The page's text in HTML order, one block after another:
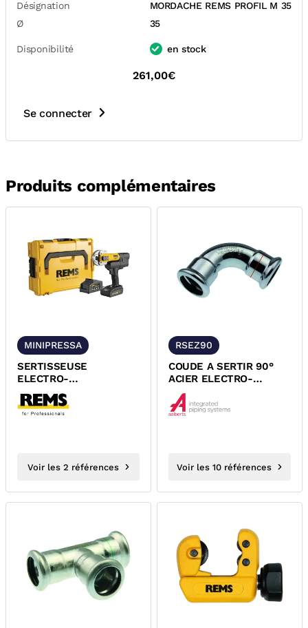
Désignation
MORDACHE REMS PROFIL M 35
Ø
35
Disponibilité en stock
261,00€
Se connecter
Produits complémentaires
MINIPRESSA
SERTISSEUSE
ELECTRO-
HYDRAULIQUE RADIALE
MINI-PRESS 22V ACC
REMS...
Voir les 2 références
RSEZ90
COUDE A SERTIR 90°
ACIER ELECTRO-
ZINGUE FEMELLE
FEMELLE XPRESS
Voir les 10 références